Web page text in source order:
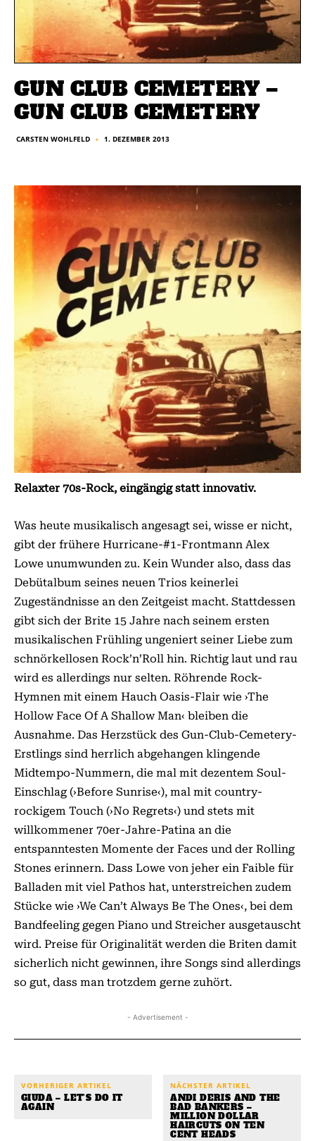
GUN CLUB CEMETERY –
GUN CLUB CEMETERY
CARSTEN WOHLFELD ■ 1. DEZEMBER 2013
Relaxter 70s-Rock, eingängig statt innovativ.
Was heute musikalisch angesagt sei, wisse er nicht,
gibt der frühere Hurricane-#1-Frontmann Alex
Lowe unumwunden zu. Kein Wunder also, dass das
Debütalbum seines neuen Trios keinerlei
Zugeständnisse an den Zeitgeist macht. Stattdessen
gibt sich der Brite 15 Jahre nach seinem ersten
musikalischen Frühling ungeniert seiner Liebe zum
schnörkellosen Rock’n’Roll hin. Richtig laut und rau
wird es allerdings nur selten. Röhrende Rock-
Hymnen mit einem Hauch Oasis-Flair wie ›The
Hollow Face Of A Shallow Man‹ bleiben die
Ausnahme. Das Herzstück des Gun-Club-Cemetery-
Erstlings sind herrlich abgehangen klingende
Midtempo-Nummern, die mal mit dezentem Soul-
Einschlag (›Before Sunrise‹), mal mit country-
rockigem Touch (›No Regrets‹) und stets mit
willkommener 70er-Jahre-Patina an die
entspanntesten Momente der Faces und der Rolling
Stones erinnern. Dass Lowe von jeher ein Faible für
Balladen mit viel Pathos hat, unterstreichen zudem
Stücke wie ›We Can’t Always Be The Ones‹, bei dem
Bandfeeling gegen Piano und Streicher ausgetauscht
wird. Preise für Originalität werden die Briten damit
sicherlich nicht gewinnen, ihre Songs sind allerdings
so gut, dass man trotzdem gerne zuhört.
- Advertisement -
VORHERIGER ARTIKEL
GIUDA – LET’S DO IT
AGAIN
NÄCHSTER ARTIKEL
ANDI DERIS AND THE
BAD BANKERS –
MILLION DOLLAR
HAIRCUTS ON TEN
CENT HEADS